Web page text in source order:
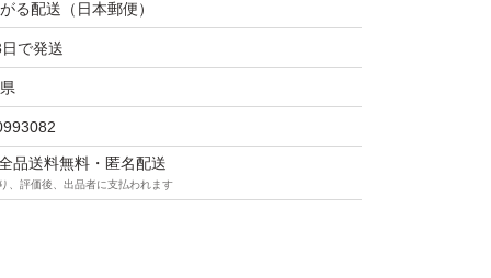
る配送（日本郵便）
で発送
品送料無料・匿名配送
、評価後、出品者に支払われます